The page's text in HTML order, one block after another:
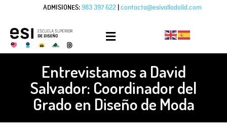
ADMISIONES: 983 397 622 contacta@esivalladolid.com
Entrevistamos a David
Salvador: Coordinador del
Grado en Diseño de Moda